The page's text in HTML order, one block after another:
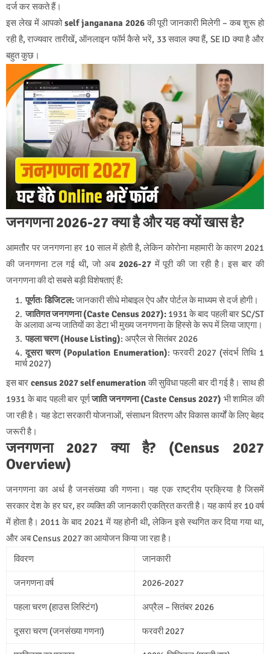
दर्ज कर सकते हैं।
इस लेख में आपकोself janganana 2026की पूरी जानकारी मिलेगी – कब शुरू हो
रही है, राज्यवार तारीखें, ऑनलाइन फॉर्म कैसे भरें, 33 सवाल क्या हैं, SE ID क्या है और
बहुत कुछ।
जनगणना 2026-27 क्या है और यह क्यों खास है?
आमतौर पर जनगणना हर 10 साल में होती है, लेकिन कोरोना महामारी के कारण 2021
की जनगणना टल गई थी, जो अब 2026-27में पूरी की जा रही है। इस बार की
जनगणना की दो सबसे बड़ी विशेषताएं हैं:
पूर्णतः डिजिटल:जानकारी सीधे मोबाइल ऐप और पोर्टल के माध्यम से दर्ज होगी।
जातिगत जनगणना (Caste Census 2027):1931 के बाद पहली बार SC/ST
के अलावा अन्य जातियों का डेटा भी मुख्य जनगणना के हिस्से के रूप में लिया जाएगा।
पहला चरण (House Listing): अप्रैल से सितंबर 2026
दूसरा चरण (Population Enumeration): फरवरी 2027 (संदर्भ तिथि 1
मार्च 2027)
इस बार census 2027 self enumerationकी सुविधा पहली बार दी गई है। साथ ही
1931 के बाद पहली बार पूर्णजाति जनगणना (Caste Census 2027) भी शामिल की
जा रही है। यह डेटा सरकारी योजनाओं, संसाधन वितरण और विकास कार्यों के लिए बेहद
जरूरी है।
जनगणना 2027 क्या है? (Census 2027
Overview)
जनगणना का अर्थ है जनसंख्या की गणना। यह एक राष्ट्रीय प्रक्रिया है जिसमें
सरकार देश के हर घर, हर व्यक्ति की जानकारी एकत्रित करती है। यह कार्य हर 10 वर्ष
में होता है। 2011 के बाद 2021 में यह होनी थी, लेकिन इसे स्थगित कर दिया गया था,
और अब Census 2027 का आयोजन किया जा रहा है।
विवरण
जानकारी
जनगणना वर्ष 2026-2027
पहला चरण (हाउस लिस्टिंग) अप्रैल – सितंबर 2026
दूसरा चरण (जनसंख्या गणना) फरवरी 2027